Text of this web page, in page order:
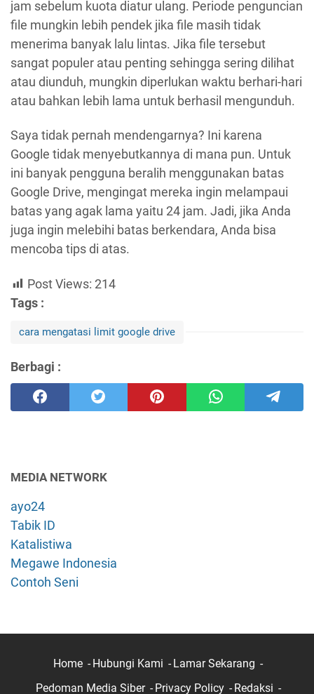
jam sebelum kuota diatur ulang. Periode penguncian
file mungkin lebih pendek jika file masih tidak
menerima banyak lalu lintas. Jika file tersebut
sangat populer atau penting sehingga sering dilihat
atau diunduh, mungkin diperlukan waktu berhari-hari
atau bahkan lebih lama untuk berhasil mengunduh.
Saya tidak pernah mendengarnya? Ini karena
Google tidak menyebutkannya di mana pun. Untuk
ini banyak pengguna beralih menggunakan batas
Google Drive, mengingat mereka ingin melampaui
batas yang agak lama yaitu 24 jam. Jadi, jika Anda
juga ingin melebihi batas berkendara, Anda bisa
mencoba tips di atas.
Post Views: 214
Tags :
cara mengatasi limit google drive
Berbagi :
MEDIA NETWORK
ayo24
Tabik ID
Katalistiwa
Megawe Indonesia
Contoh Seni
Home Hubungi Kami
Lamar Sekarang
Pedoman Media Siber
Privacy Policy Redaksi